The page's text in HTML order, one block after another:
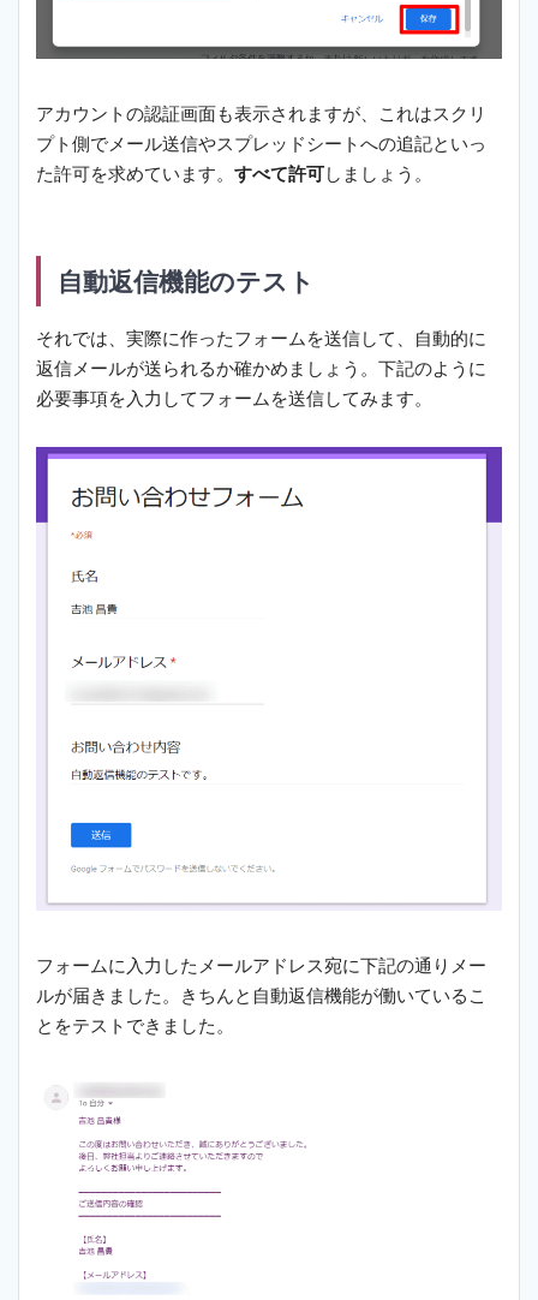
アカウントの認証画面も表示されますが、これはスクリ
プト側でメール送信やスプレッドシートへの追記といっ
た許可を求めています。 すべて許可しましょう。
自動返信機能のテスト
それでは、実際に作ったフォームを送信して、自動的に
返信メールが送られるか確かめましょう。下記のように
必要事項を入力してフォームを送信してみます。
フォームに入力したメールアドレス宛に下記の通りメー
ルが届きました。きちんと自動返信機能が働いているこ
とをテストできました。